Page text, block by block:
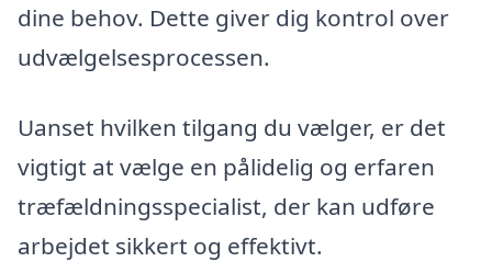
dine behov. Dette giver dig kontrol over
udvælgelsesprocessen.
Uanset hvilken tilgang du vælger, er det
vigtigt at vælge en pålidelig og erfaren
træfældningsspecialist, der kan udføre
arbejdet sikkert og effektivt.